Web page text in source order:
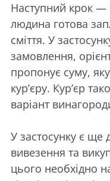
Наступний крок —
людина готова
сміття. У
замовлення,
пропонує суму,
кур’єру. Кур’єр
варіант
У застосунку є ще
вивезення та
цього необхідно